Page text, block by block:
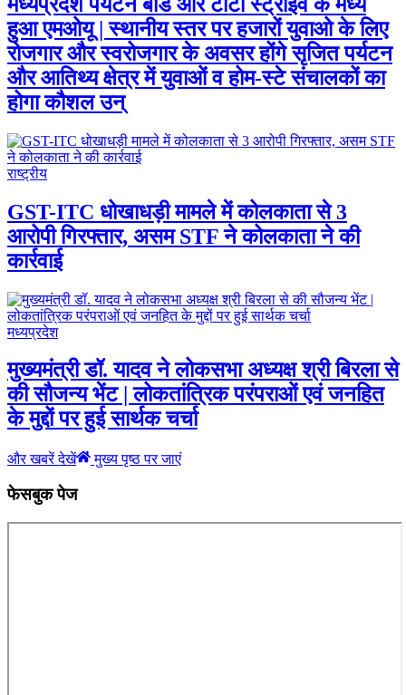
हुआ एमओयू | स्थानीय स्तर पर हजारों युवाओ के लिए
रोजगार और स्वरोजगार के अवसर होंगे सृजित पर्यटन
और आतिथ्य क्षेत्र में युवाओं व होम-स्टे संचालकों का
होगा कौशल उन्
राष्ट्रीय
GST-ITC धोखाधड़ी मामले में कोलकाता से 3
आरोपी गिरफ्तार, असम STF ने कोलकाता ने की
कार्रवाई
मध्यप्रदेश
मुख्यमंत्री डॉ. यादव ने लोकसभा अध्यक्ष श्री बिरला से
की सौजन्य भेंट | लोकतांत्रिक परंपराओं एवं जनहित
के मुद्दों पर हुई सार्थक चर्चा
और खबरें देखें मुख्य पृष्ठ पर जाएं
फेसबुक पेज